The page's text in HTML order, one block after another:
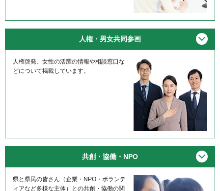
人権・男女共同参画
人権啓発、女性の活躍の情報や相談窓口な
どについて掲載しています。
共創・協働・NPO
県と県民の皆さん（企業・NPO・ボランテ
ィアなど多様な主体）との共創・協働の関